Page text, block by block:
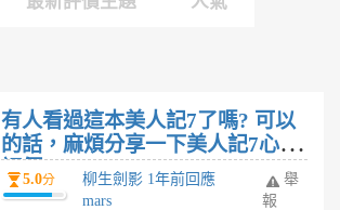
有人看過這本美人記7了嗎? 可以
的話，麻煩分享一下美人記7心得
評價
5.0分
柳生劍影 1年前回應
mars
舉
報